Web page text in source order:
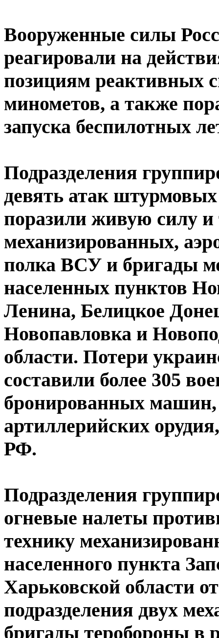
Вооруженные силы
реагировали на
позициям реактивных
минометов, а также
запуска беспилотных
Подразделения
девять атак
поразили живую силу
механизированных,
полка ВСУ и бригады
населенных пунктов
Ленина, Белицкое
Новопавловка и
области. Потери
составили более 305
бронированных машин,
артиллерийских
РФ.
Подразделения
огневые налеты
технику
населенного пункта
Харьковской области
подразделения двух
бригады теробороны в